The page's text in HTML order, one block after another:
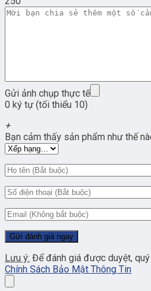
Gửi ảnh chụp thực tế
0 ký tự (tối thiểu 10)
+
Bạn cảm thấy sản phẩm như thế
Lưu ý: Để đánh giá được duyệt,
Chính Sách Bảo Mật Thông Tin